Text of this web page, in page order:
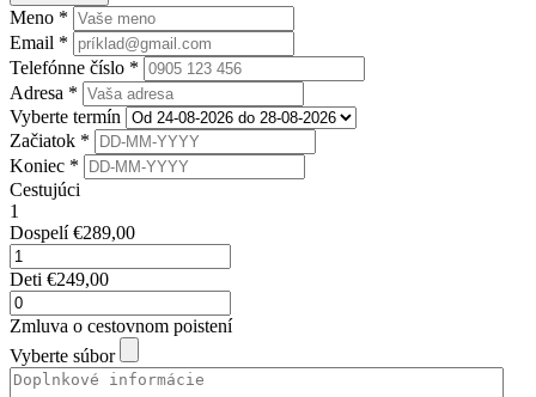
Meno *
Email *
Telefónne číslo *
Adresa *
Vyberte termín
Začiatok *
Koniec *
Cestujúci
1
Dospelí €289,00
Deti €249,00
Zmluva o cestovnom poistení
Vyberte súbor